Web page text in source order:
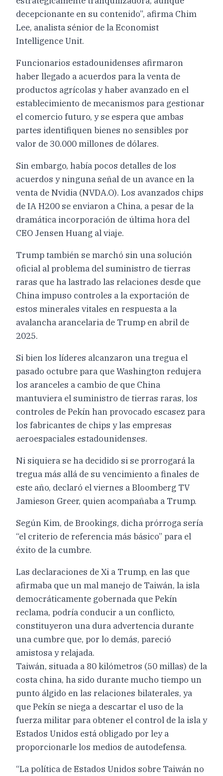
decepcionante en su contenido”, afirma Chim
Lee, analista sénior de la Economist
Intelligence Unit.
Funcionarios estadounidenses afirmaron
haber llegado a acuerdos para la venta de
productos agrícolas y haber avanzado en el
establecimiento de mecanismos para gestionar
el comercio futuro, y se espera que ambas
partes identifiquen bienes no sensibles por
valor de 30.000 millones de dólares.
Sin embargo, había pocos detalles de los
acuerdos y ninguna señal de un avance en la
venta de Nvidia (NVDA.O). Los avanzados chips
de IA H200 se enviaron a China, a pesar de la
dramática incorporación de última hora del
CEO Jensen Huang al viaje.
Trump también se marchó sin una solución
oficial al problema del suministro de tierras
raras que ha lastrado las relaciones desde que
China impuso controles a la exportación de
estos minerales vitales en respuesta a la
avalancha arancelaria de Trump en abril de
2025.
Si bien los líderes alcanzaron una tregua el
pasado octubre para que Washington redujera
los aranceles a cambio de que China
mantuviera el suministro de tierras raras, los
controles de Pekín han provocado escasez para
los fabricantes de chips y las empresas
aeroespaciales estadounidenses.
Ni siquiera se ha decidido si se prorrogará la
tregua más allá de su vencimiento a finales de
este año, declaró el viernes a Bloomberg TV
Jamieson Greer, quien acompañaba a Trump.
Según Kim, de Brookings, dicha prórroga sería
“el criterio de referencia más básico” para el
éxito de la cumbre.
Las declaraciones de Xi a Trump, en las que
afirmaba que un mal manejo de Taiwán, la isla
democráticamente gobernada que Pekín
reclama, podría conducir a un conflicto,
constituyeron una dura advertencia durante
una cumbre que, por lo demás, pareció
amistosa y relajada.
Taiwán, situada a 80 kilómetros (50 millas) de la
costa china, ha sido durante mucho tiempo un
punto álgido en las relaciones bilaterales, ya
que Pekín se niega a descartar el uso de la
fuerza militar para obtener el control de la isla y
Estados Unidos está obligado por ley a
proporcionarle los medios de autodefensa.
“La política de Estados Unidos sobre Taiwán no